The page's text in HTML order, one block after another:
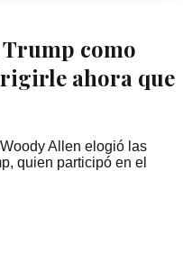
como
ahora que
Allen elogió las
quien participó en el